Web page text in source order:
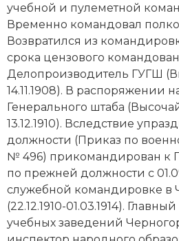
учебной и пулеметной
Временно командовал
Возвратился из
срока цензового
Делопроизводитель ГУГШ
14.11.1908). В распоряжении
Генерального штаба
13.12.1910). Вследствие
должности (Приказ по
№ 496) прикомандирован к
по прежней должности с
служебной командировке в
(22.12.1910-01.03.1914).
учебных заведений